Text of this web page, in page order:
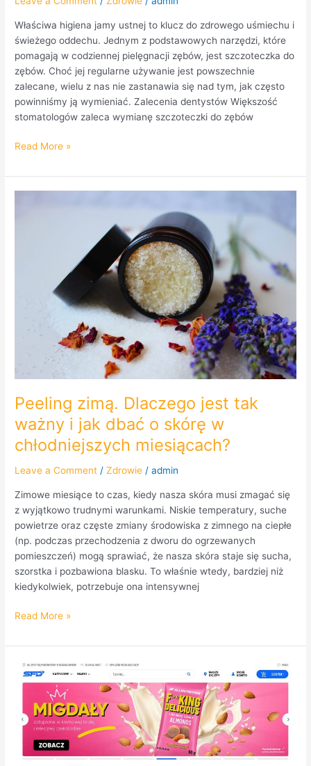
Właściwa higiena jamy ustnej to klucz do zdrowego uśmiechu i
świeżego oddechu. Jednym z podstawowych narzędzi, które
pomagają w codziennej pielęgnacji zębów, jest szczoteczka do
zębów. Choć jej regularne używanie jest powszechnie
zalecane, wielu z nas nie zastanawia się nad tym, jak często
powinniśmy ją wymieniać. Zalecenia dentystów Większość
stomatologów zaleca wymianę szczoteczki do zębów
Read More »
Peeling zimą. Dlaczego jest tak
ważny i jak dbać o skórę w
chłodniejszych miesiącach?
Leave a Comment /Zdrowie /admin
Zimowe miesiące to czas, kiedy nasza skóra musi zmagać się
z wyjątkowo trudnymi warunkami. Niskie temperatury, suche
powietrze oraz częste zmiany środowiska z zimnego na ciepłe
(np. podczas przechodzenia z dworu do ogrzewanych
pomieszczeń) mogą sprawiać, że nasza skóra staje się sucha,
szorstka i pozbawiona blasku. To właśnie wtedy, bardziej niż
kiedykolwiek, potrzebuje ona intensywnej
chłodniejszych
miesiącach?
Read More »
Czy
ashwagandha
zdrowa?
Co
warto
wiedzieć